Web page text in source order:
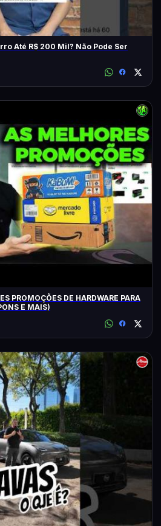
Até R$ 200 Mil? Não Pode Ser
PROMOÇÕES DE HARDWARE PARA
E MAIS)